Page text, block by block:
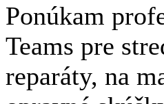
Ponúkam
Teams pre
reparáty, na